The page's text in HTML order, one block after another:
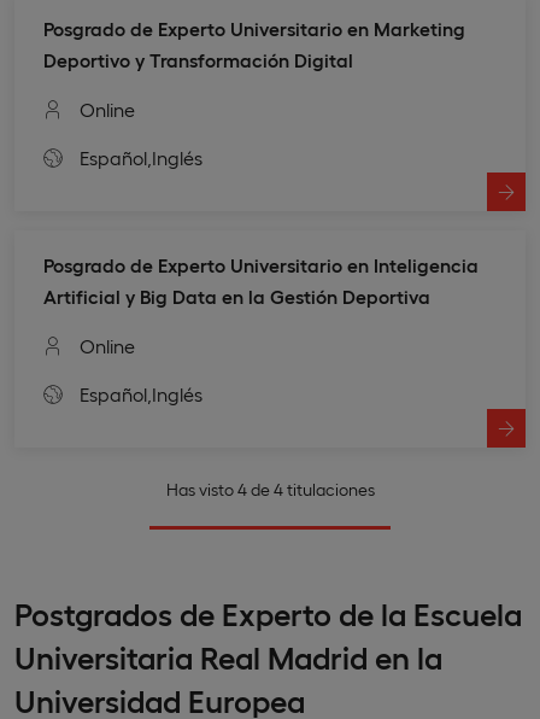
Posgrado de Experto Universitario en Marketing
Deportivo y Transformación Digital
Online
Español, Inglés
Posgrado de Experto Universitario en Inteligencia
Artificial y Big Data en la Gestión Deportiva
Online
Español, Inglés
Has visto 4 de 4 titulaciones
Postgrados de Experto de la Escuela
Universitaria Real Madrid en la
Universidad Europea